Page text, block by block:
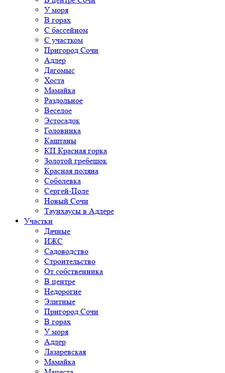
У моря
В горах
С бассейном
С участком
Пригород Сочи
Адлер
Дагомыс
Хоста
Мамайка
Раздольное
Веселое
Эстосадок
Головинка
Каштаны
КП Красная горка
Золотой гребешок
Красная поляна
Соболевка
Сергей-Поле
Новый Сочи
Таунхаусы в Адлере
Участки
Дачные
ИЖС
Садоводство
Строительство
От собственника
В центре
Недорогие
Элитные
Пригород Сочи
В горах
У моря
Адлер
Лазаревская
Мамайка